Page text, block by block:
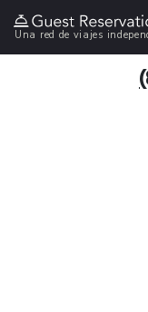
Una red de viajes